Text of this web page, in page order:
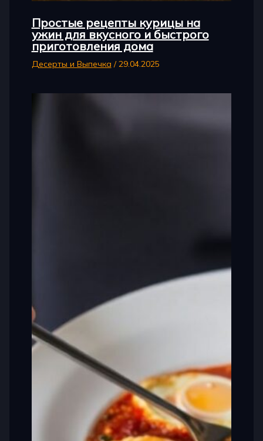
Простые рецепты курицы на
ужин для вкусного и быстрого
приготовления дома
Десерты и Выпечка /29.04.2025